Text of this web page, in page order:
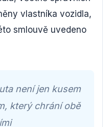
vlastníka vozidla,
smlouvě uvedeno
není jen kusem
který chrání obě